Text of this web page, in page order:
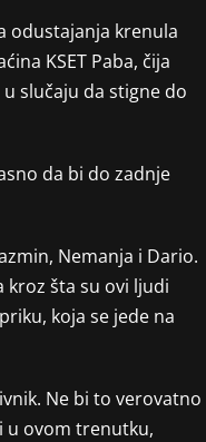
odustajanja krenula
KSET Paba, čija
slučaju da stigne do
da bi do zadnje
Nemanja i Dario.
kroz šta su ovi ljudi
koja se jede na
Ne bi to verovatno
u ovom trenutku,